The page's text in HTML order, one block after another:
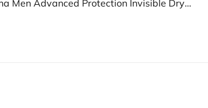
Thạc sĩ Điều
Men Advanced Protection Invisible Dry